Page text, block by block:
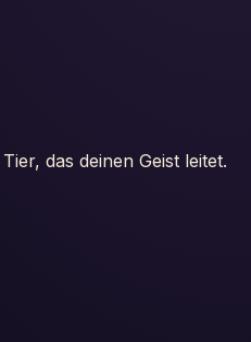
das deinen Geist leitet.